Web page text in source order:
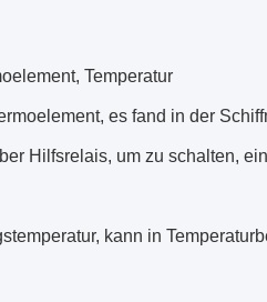
Temperatur
es fand in der
Hilfsrelais, um zu schalten,
kann in